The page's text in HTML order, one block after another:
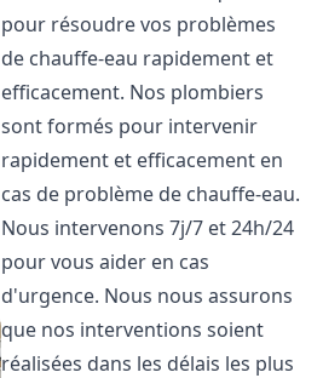
pour résoudre vos problèmes
de chauffe-eau rapidement et
efficacement. Nos plombiers
sont formés pour intervenir
rapidement et efficacement en
cas de problème de chauffe-eau.
Nous intervenons 7j/7 et 24h/24
pour vous aider en cas
d'urgence. Nous nous assurons
que nos interventions soient
réalisées dans les délais les plus